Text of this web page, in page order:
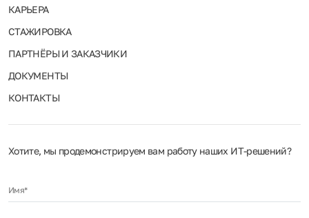
КАРЬЕРА
СТАЖИРОВКА
ПАРТНЁРЫ И ЗАКАЗЧИКИ
ДОКУМЕНТЫ
КОНТАКТЫ
Хотите, мы продемонстрируем вам работу наших ИТ‑решений?
Имя*